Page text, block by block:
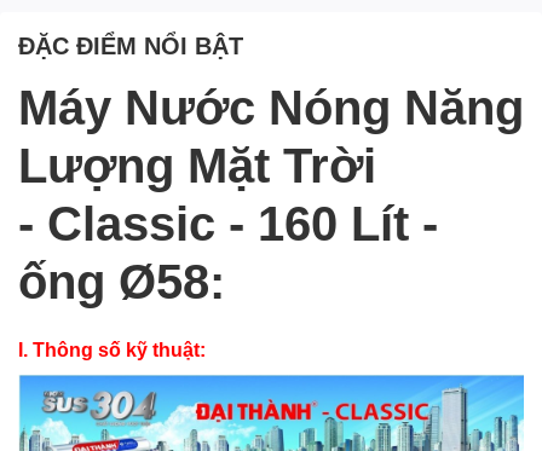
ĐẶC ĐIỂM NỔI BẬT
Máy Nước Nóng Năng
Lượng Mặt Trời
- Classic - 160 Lít -
ống Ø58:
I. Thông số kỹ thuật: